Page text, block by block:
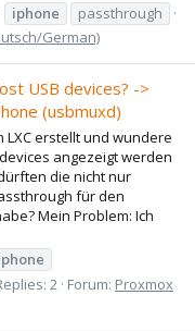
iphone
passthrough
German)
USB devices? ->
(usbmuxd)
erstellt und wundere
angezeigt werden
die nicht nur
für den
Mein Problem: Ich
2 Forum: Proxmox